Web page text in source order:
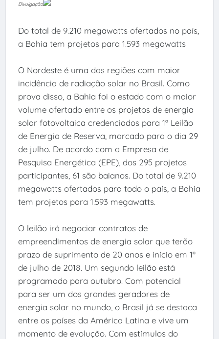
Divulgação
Do total de 9.210 megawatts ofertados no país,
a Bahia tem projetos para 1.593 megawatts
O Nordeste é uma das regiões com maior
incidência de radiação solar no Brasil. Como
prova disso, a Bahia foi o estado com o maior
volume ofertado entre os projetos de energia
solar fotovoltaica credenciados para 1º Leilão
de Energia de Reserva, marcado para o dia 29
de julho. De acordo com a Empresa de
Pesquisa Energética (EPE), dos 295 projetos
participantes, 61 são baianos. Do total de 9.210
megawatts ofertados para todo o país, a Bahia
tem projetos para 1.593 megawatts.
O leilão irá negociar contratos de
empreendimentos de energia solar que terão
prazo de suprimento de 20 anos e início em 1º
de julho de 2018. Um segundo leilão está
programado para outubro. Com potencial
para ser um dos grandes geradores de
energia solar no mundo, o Brasil já se destaca
entre os países da América Latina e vive um
momento de evolução. Com estímulos do